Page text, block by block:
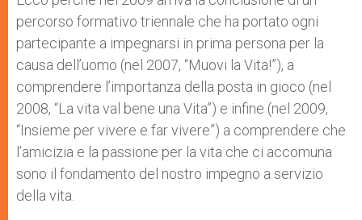
percorso formativo triennale che ha portato ogni
partecipante a impegnarsi in prima persona per la
causa dell’uomo (nel 2007, “Muovi la Vita!”), a
comprendere l’importanza della posta in gioco (nel
2008, “La vita val bene una Vita”) e infine (nel 2009,
“Insieme per vivere e far vivere”) a comprendere che
l’amicizia e la passione per la vita che ci accomuna
sono il fondamento del nostro impegno a servizio
della vita.